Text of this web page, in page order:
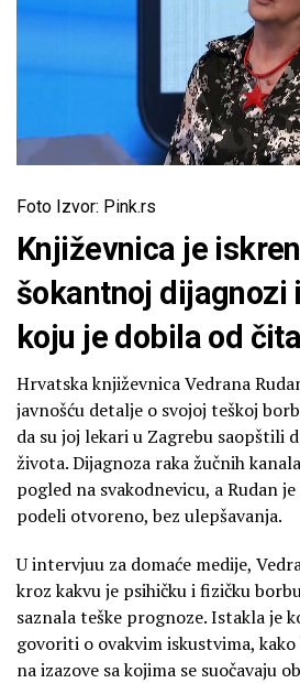
Foto Izvor: Pink.rs
Književnica je
šokantnoj dijagnozi
koju je dobila od
Hrvatska književnica Vedrana
javnošću detalje o svojoj teškoj
da su joj lekari u Zagrebu saopštili
života. Dijagnoza raka žučnih
pogled na svakodnevicu, a Rudan
podeli otvoreno, bez ulepšavanja.
U intervjuu za domaće medije,
kroz kakvu je psihičku i fizičku
saznala teške prognoze. Istakla je
govoriti o ovakvim iskustvima,
na izazove sa kojima se suočavaju